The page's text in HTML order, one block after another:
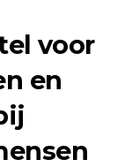
voor
en